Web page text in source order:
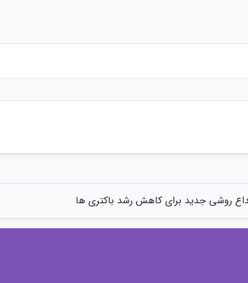
روشی جدید برای کاهش رشد باکتری ها